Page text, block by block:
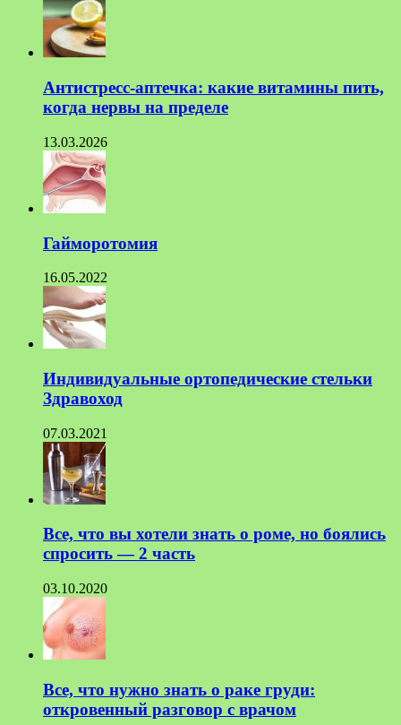
Антистресс-аптечка: какие витамины пить,
когда нервы на пределе
13.03.2026
Гайморотомия
16.05.2022
Индивидуальные ортопедические стельки
Здравоход
07.03.2021
Все, что вы хотели знать о роме, но боялись
спросить — 2 часть
03.10.2020
Все, что нужно знать о раке груди:
откровенный разговор с врачом